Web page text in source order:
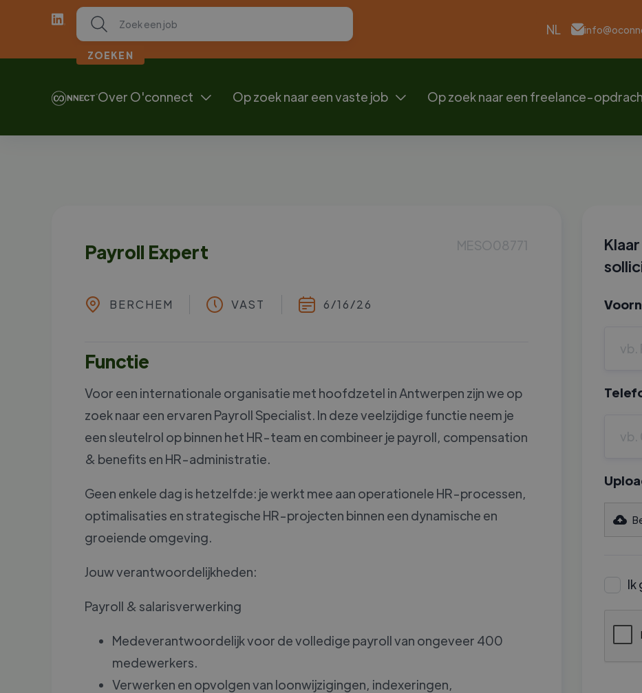
NL
Over O'connect  Op zoek naar een vaste job  Op zoek naar een freelance-
Payroll Expert MESO08771
BERCHEM VAST 6/16/26
Functie
Voor een internationale organisatie met hoofdzetel in Antwerpen zijn we op
zoek naar een ervaren Payroll Specialist. In deze veelzijdige functie neem je
een sleutelrol op binnen het HR-team en combineer je payroll, compensation
& benefits en HR-administratie.
Geen enkele dag is hetzelfde: je werkt mee aan operationele HR-processen,
optimalisaties en strategische HR-projecten binnen een dynamische en
groeiende omgeving.
Jouw verantwoordelijkheden:
Payroll & salarisverwerking
Medeverantwoordelijk voor de volledige payroll van ongeveer 400
medewerkers.
Verwerken en opvolgen van loonwijzigingen, indexeringen,
Ik